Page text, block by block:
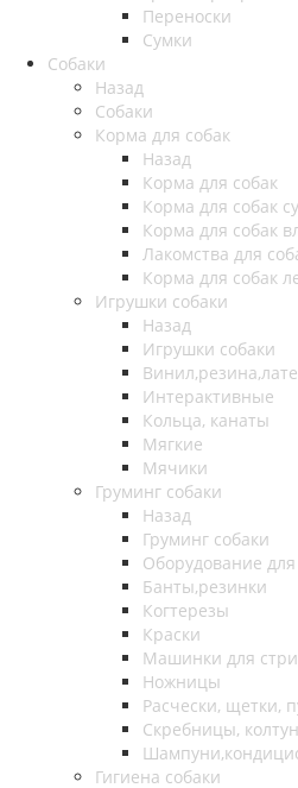
Переноски
Сумки
Собаки
Назад
Собаки
Корма для собак
Назад
Корма для собак
Корма для собак
Корма для собак
Лакомства для
Корма для собак
Игрушки собаки
Назад
Игрушки собаки
Интерактивные
Кольца, канаты
Мягкие
Мячики
Груминг собаки
Назад
Груминг собаки
Оборудование
Банты,резинки
Когтерезы
Краски
Машинки для
Ножницы
Расчески, щетки,
Скребницы,
Гигиена собаки